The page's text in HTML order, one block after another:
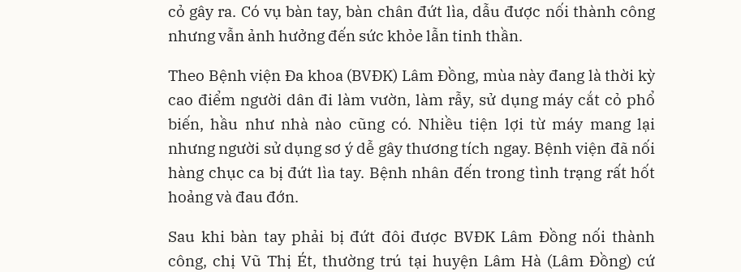
cỏ gây ra. Có vụ bàn tay, bàn chân đứt lìa, dẫu được nối thành công
nhưng vẫn ảnh hưởng đến sức khỏe lẫn tinh thần.
Theo Bệnh viện Đa khoa (BVĐK) Lâm Đồng, mùa này đang là thời kỳ
cao điểm người dân đi làm vườn, làm rẫy, sử dụng máy cắt cỏ phổ
biến, hầu như nhà nào cũng có. Nhiều tiện lợi từ máy mang lại
nhưng người sử dụng sơ ý dễ gây thương tích ngay. Bệnh viện đã nối
hàng chục ca bị đứt lìa tay. Bệnh nhân đến trong tình trạng rất hốt
hoảng và đau đớn.
Sau khi bàn tay phải bị đứt đôi được BVĐK Lâm Đồng nối thành
công, chị Vũ Thị Ét, thường trú tại huyện Lâm Hà (Lâm Đồng) cứ